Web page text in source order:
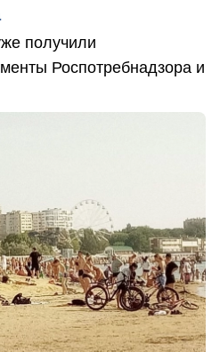
получили
Роспотребнадзора и